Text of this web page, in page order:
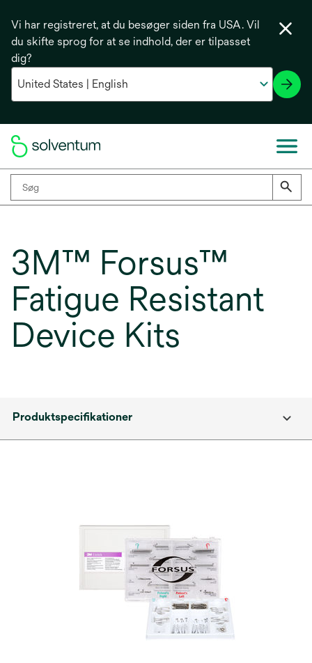
Vi har registreret, at du besøger siden fra USA. Vil
du skifte sprog for at se indhold, der er tilpasset
dig?
3M™ Forsus™
Fatigue Resistant
Device Kits
Produktspecifikationer